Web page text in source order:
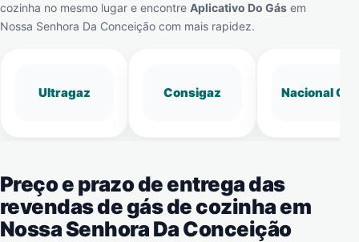
cozinha no mesmo lugar e encontre Aplicativo Do Gás em
Nossa Senhora Da Conceição com mais rapidez.
Ultragaz Consigaz Nacional Gás
Preço e prazo de entrega das
revendas de gás de cozinha em
Nossa Senhora Da Conceição